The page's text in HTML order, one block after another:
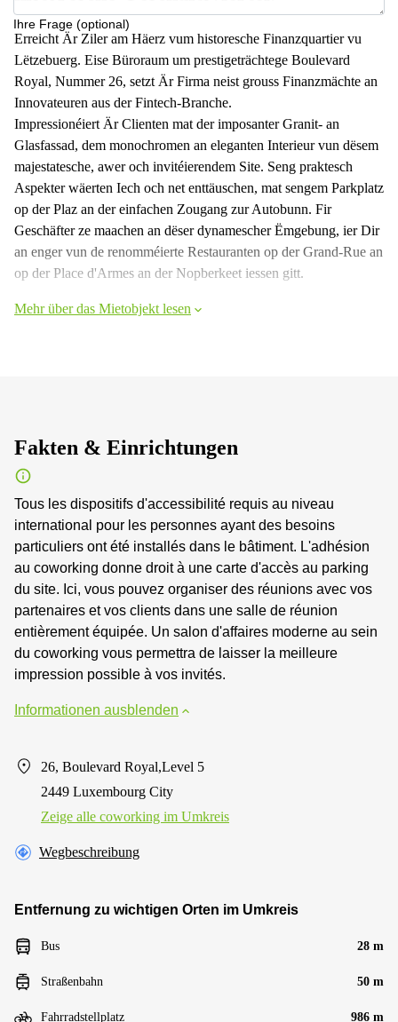
Ihre Frage (optional)
Erreicht Är Ziler am Häerz vum historesche Finanzquartier vu
Lëtzebuerg. Eise Büroraum um prestigeträchtege Boulevard
Royal, Nummer 26, setzt Är Firma neist grouss Finanzmächte an
Innovateuren aus der Fintech-Branche.
Impressionéiert Är Clienten mat der imposanter Granit- an
Glasfassad, dem monochromen an eleganten Interieur vun dësem
majestatesche, awer och invitéierendem Site. Seng praktesch
Aspekter wäerten Iech och net enttäuschen, mat sengem Parkplatz
op der Plaz an der einfachen Zougang zur Autobunn. Fir
Geschäfter ze maachen an dëser dynamescher Ëmgebung, ier Dir
an enger vun de renomméierte Restauranten op der Grand-Rue an
op der Place d'Armes an der Nopberkeet iessen gitt.
Mehr über das Mietobjekt lesen
Fakten & Einrichtungen
Tous les dispositifs d'accessibilité requis au niveau
international pour les personnes ayant des besoins
particuliers ont été installés dans le bâtiment. L'adhésion
au coworking donne droit à une carte d'accès au parking
du site. Ici, vous pouvez organiser des réunions avec vos
partenaires et vos clients dans une salle de réunion
entièrement équipée. Un salon d'affaires moderne au sein
du coworking vous permettra de laisser la meilleure
impression possible à vos invités.
Informationen ausblenden
26, Boulevard Royal,Level 5
2449 Luxembourg City
Zeige alle сoworking im Umkreis
Wegbeschreibung
Entfernung zu wichtigen Orten im Umkreis
Bus 28 m
Straßenbahn 50 m
Fahrradstellplatz 986 m